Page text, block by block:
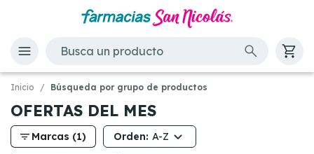
Inicio Búsqueda por grupo de productos
OFERTAS DEL MES
filter_list Marcas (1) Orden: A-Z